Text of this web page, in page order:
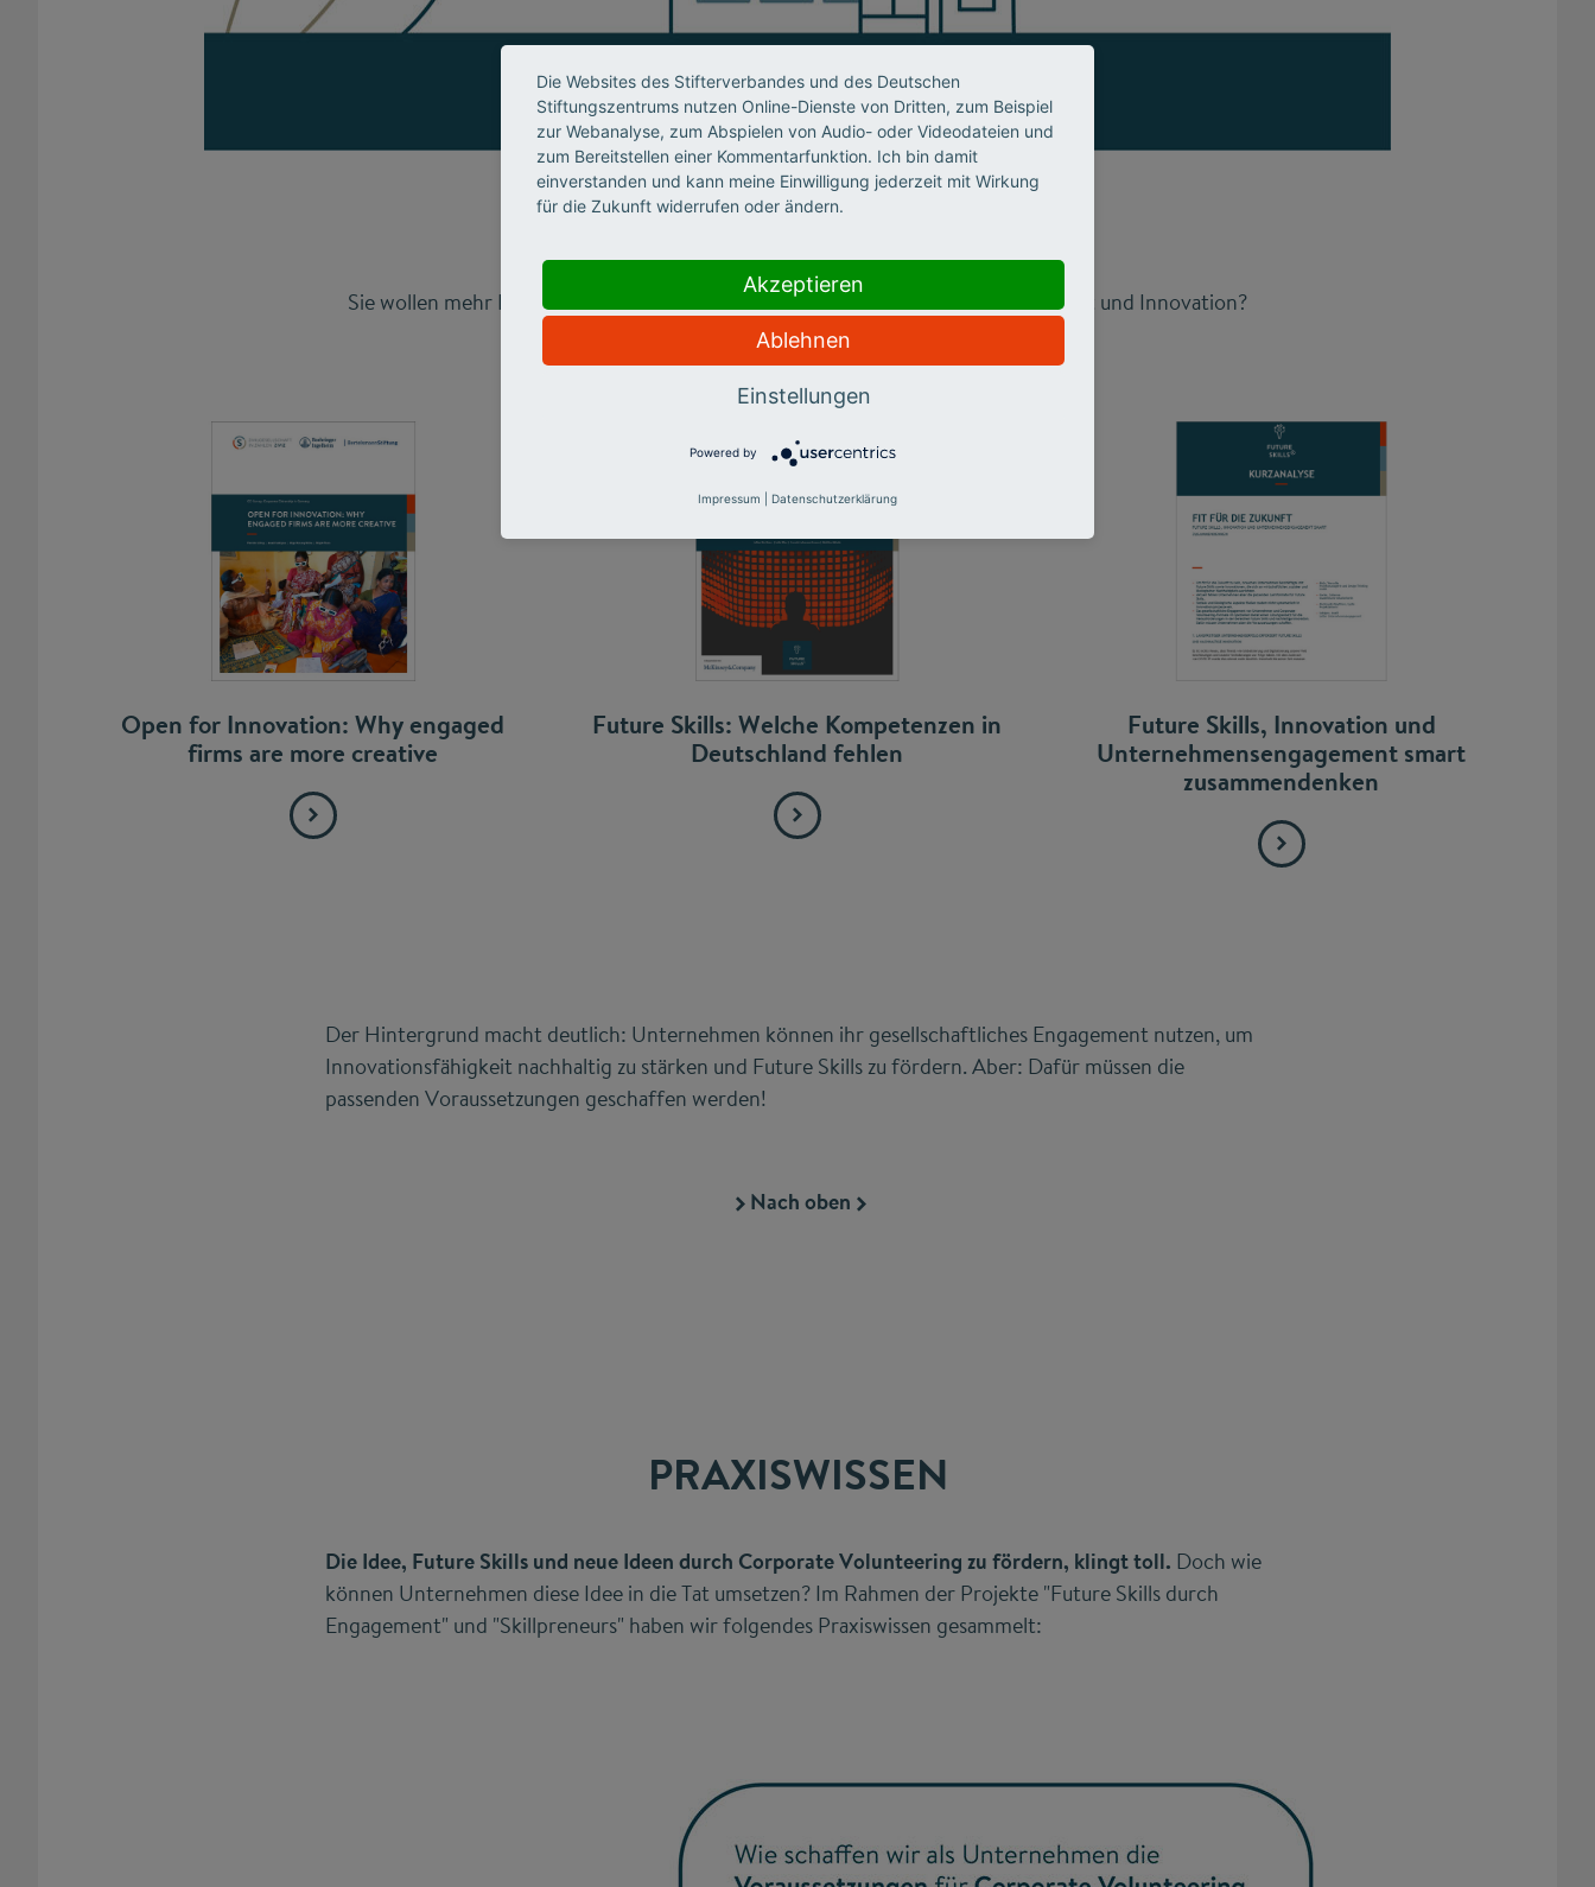
Sie wollen mehr Hintergrundwissen über Future Skills, Unternehmensengagement und Innovation?
Dann könnten Sie diese Publikationen interessierten:
Open for Innovation: Why engaged
firms are more creative
Future Skills: Welche Kompetenzen in
Deutschland fehlen
Future Skills, Innovation und
Unternehmensengagement smart
zusammendenken
Der Hintergrund macht deutlich: Unternehmen können ihr gesellschaftliches Engagement nutzen, um
Innovationsfähigkeit nachhaltig zu stärken und Future Skills zu fördern. Aber: Dafür müssen die
passenden Voraussetzungen geschaffen werden!
Nach oben
PRAXISWISSEN
Die Idee, Future Skills und neue Ideen durch Corporate Volunteering zu fördern, klingt toll. Doch wie
können Unternehmen diese Idee in die Tat umsetzen? Im Rahmen der Projekte "Future Skills durch
Engagement" und "Skillpreneurs" haben wir folgendes Praxiswissen gesammelt:
Die Websites des Stifterverbandes und des Deutschen
Stiftungszentrums nutzen Online-Dienste von Dritten, zum Beispiel
zur Webanalyse, zum Abspielen von Audio- oder Videodateien und
zum Bereitstellen einer Kommentarfunktion. Ich bin damit
einverstanden und kann meine Einwilligung jederzeit mit Wirkung
für die Zukunft widerrufen oder ändern.
Akzeptieren
Ablehnen
Einstellungen
Powered by
Impressum Datenschutzerklärung